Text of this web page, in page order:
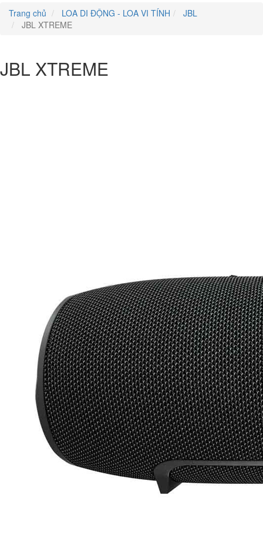
Trang chủ
LOA DI ĐỘNG - LOA VI TÍNH
JBL
JBL XTREME
JBL XTREME